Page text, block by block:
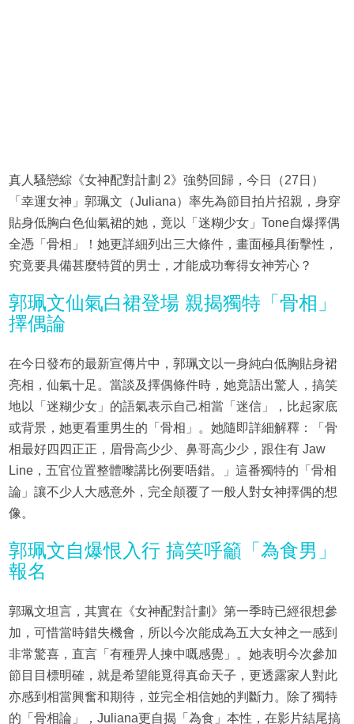
真人騷戀綜《女神配對計劃 2》強勢回歸，今日（27日）
「幸運女神」郭珮文（Juliana）率先為節目拍片招親，身穿
貼身低胸白色仙氣裙的她，竟以「迷糊少女」Tone自爆擇偶
全憑「骨相」！她更詳細列出三大條件，畫面極具衝擊性，
究竟要具備甚麼特質的男士，才能成功奪得女神芳心？
郭珮文仙氣白裙登場 親揭獨特「骨相」
擇偶論
在今日發布的最新宣傳片中，郭珮文以一身純白低胸貼身裙
亮相，仙氣十足。當談及擇偶條件時，她竟語出驚人，搞笑
地以「迷糊少女」的語氣表示自己相當「迷信」，比起家底
或背景，她更看重男生的「骨相」。她隨即詳細解釋：「骨
相最好四四正正，眉骨高少少、鼻哥高少少，跟住有 Jaw
Line，五官位置整體嚟講比例要唔錯。」這番獨特的「骨相
論」讓不少人大感意外，完全顛覆了一般人對女神擇偶的想
像。
郭珮文自爆恨入行 搞笑呼籲「為食男」
報名
郭珮文坦言，其實在《女神配對計劃》第一季時已經很想參
加，可惜當時錯失機會，所以今次能成為五大女神之一感到
非常驚喜，直言「有種畀人揀中嘅感覺」。她表明今次參加
節目目標明確，就是希望能覓得真命天子，更透露家人對此
亦感到相當興奮和期待，並完全相信她的判斷力。除了獨特
的「骨相論」，Juliana更自揭「為食」本性，在影片結尾搞